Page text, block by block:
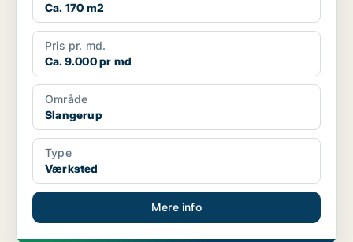
Ca. 170 m2
Pris pr. md.
Ca. 9.000 pr md
Område
Slangerup
Type
Værksted
Mere info